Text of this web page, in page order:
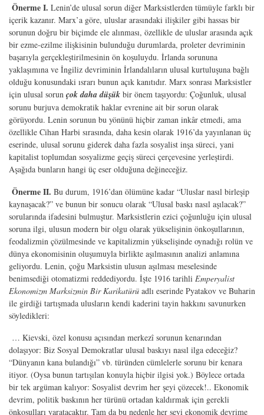
Önerme I. Lenin’de ulusal sorun diğer Marksistlerden tümüyle farklı bir
içerik kazanır. Marx’a göre, uluslar arasındaki ilişkiler gibi hassas bir
sorunun doğru bir biçimde ele alınması, özellikle de uluslar arasında açık
bir ezme-ezilme ilişkisinin bulunduğu durumlarda, proleter devriminin
başarıyla gerçekleştirilmesinin ön koşuluydu. İrlanda sorununa
yaklaşımına ve İngiliz devriminin İrlandalıların ulusal kurtuluşuna bağlı
olduğu konusundaki ısrarı bunun açık kanıtıdır. Marx sonrası Marksistler
için ulusal sorun çok daha düşük bir önem taşıyordu: Çoğunluk, ulusal
sorunu burjuva demokratik haklar evrenine ait bir sorun olarak
görüyordu. Lenin sorunun bu yönünü hiçbir zaman inkâr etmedi, ama
özellikle Cihan Harbi sırasında, daha kesin olarak 1916’da yayınlanan üç
eserinde, ulusal sorunu giderek daha fazla sosyalist inşa süreci, yani
kapitalist toplumdan sosyalizme geçiş süreci çerçevesine yerleştirdi.
Aşağıda bunların hangi üç eser olduğuna değineceğiz.
Önerme II. Bu durum, 1916’dan ölümüne kadar “Uluslar nasıl birleşip
kaynaşacak?” ve bunun bir sonucu olarak “Ulusal baskı nasıl aşılacak?”
sorularında ifadesini bulmuştur. Marksistlerin ezici çoğunluğu için ulusal
soruna ilgi, ulusun modern bir olgu olarak yükselişinin önkoşullarının,
feodalizmin çözülmesinde ve kapitalizmin yükselişinde oynadığı rolün ve
dünya ekonomisinin oluşumuyla birlikte aşılmasının analizi anlamına
geliyordu. Lenin, çoğu Marksistin ulusun aşılması meselesinde
benimsediği otomatizmi reddediyordu. İşte 1916 tarihli Emperyalist
Ekonomizm Marksizmin Bir Karikatürü adlı eserinde Pyatakov ve Buharin
ile girdiği tartışmada ulusların kendi kaderini tayin hakkını savunurken
söyledikleri:
… Kievski, özel konusu açısından merkezî sorunun kenarından
dolaşıyor: Biz Sosyal Demokratlar ulusal baskıyı nasıl ilga edeceğiz?
“Dünyanın kana bulandığı” vb. türünden cümlelerle sorunu bir kenara
itiyor. (Oysa bunun tartışılan konuyla hiçbir ilgisi yok.) Böylece ortada
bir tek argüman kalıyor: Sosyalist devrim her şeyi çözecek!.. Ekonomik
devrim, politik baskının her türünü ortadan kaldırmak için gerekli
önkoşulları yaratacaktır. Tam da bu nedenle her şeyi ekonomik devrime